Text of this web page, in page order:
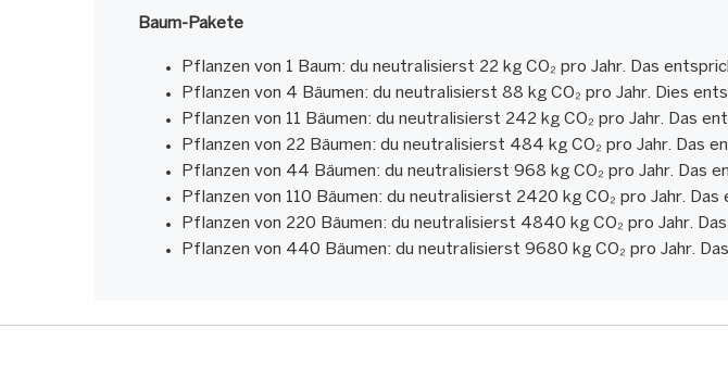
Baum-Pakete
Pflanzen von 1 Baum: du neutralisierst 22 kg CO₂ pro Jahr. Das
Pflanzen von 4 Bäumen: du neutralisierst 88 kg CO₂ pro Jahr. Dies
Pflanzen von 11 Bäumen: du neutralisierst 242 kg CO₂ pro Jahr. Das
Pflanzen von 22 Bäumen: du neutralisierst 484 kg CO₂ pro Jahr. Das
Pflanzen von 44 Bäumen: du neutralisierst 968 kg CO₂ pro Jahr. Das
Pflanzen von 110 Bäumen: du neutralisierst 2420 kg CO₂ pro Jahr.
Pflanzen von 220 Bäumen: du neutralisierst 4840 kg CO₂ pro Jahr.
Pflanzen von 440 Bäumen: du neutralisierst 9680 kg CO₂ pro Jahr.